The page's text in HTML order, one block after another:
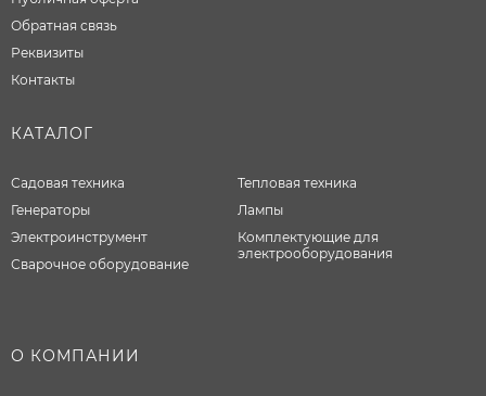
Обратная связь
Реквизиты
Контакты
КАТАЛОГ
Садовая техника
Генераторы
Электроинструмент
Сварочное оборудование
Тепловая техника
Лампы
Комплектующие для
электрооборудования
О КОМПАНИИ